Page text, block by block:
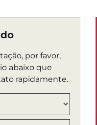
por favor,
abaixo que
rapidamente.